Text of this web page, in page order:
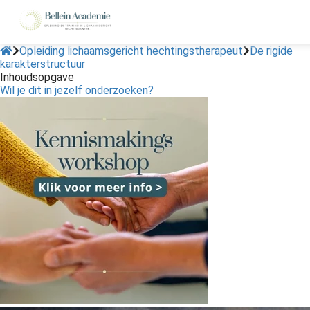
Opleiding lichaamsgericht hechtingstherapeut
De rigide
karakterstructuur
Inhoudsopgave
Wil je dit in jezelf onderzoeken?
policy
te
gebruikt